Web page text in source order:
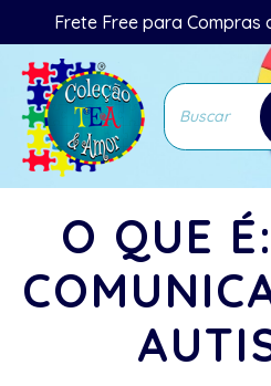
Frete Free para Compras
O QUE